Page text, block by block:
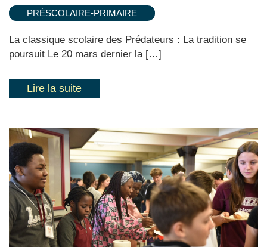
PRÉSCOLAIRE-PRIMAIRE
La classique scolaire des Prédateurs : La tradition se
poursuit Le 20 mars dernier la […]
Lire la suite